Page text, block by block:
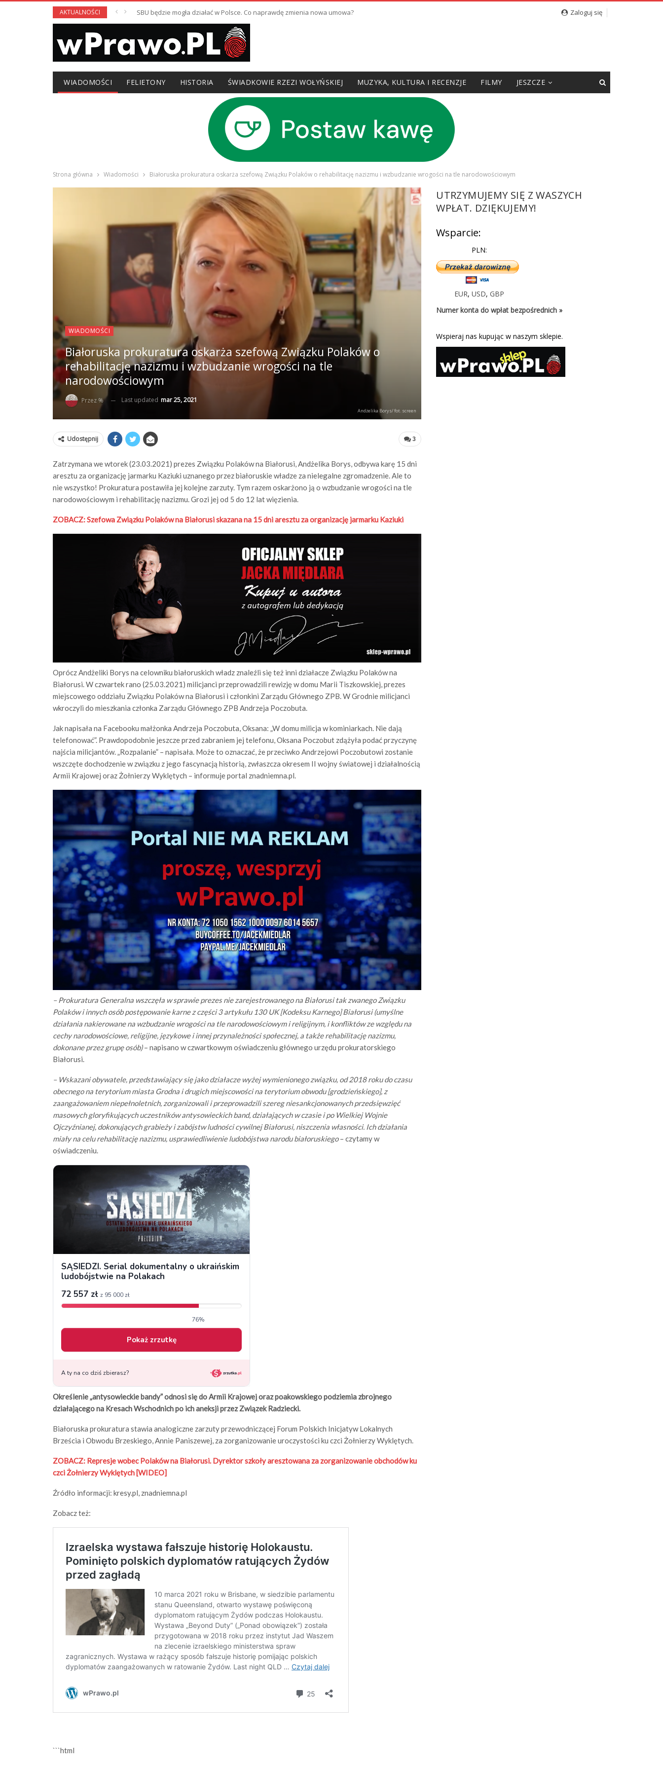
AKTUALNOŚCI SBU będzie mogła działać w Polsce. Co naprawdę zmienia nowa umowa? Zaloguj się
WIADOMOŚCI FELIETONY HISTORIA ŚWIADKOWIE RZEZI WOŁYŃSKIEJ MUZYKA, KULTURA I RECENZJE FILMY JESZCZE
Strona główna Wiadomości Białoruska prokuratura oskarża szefową Związku Polaków o rehabilitację nazizmu i wzbudzanie wrogości na tle narodowościowym
WIADOMOŚCI
Białoruska prokuratura oskarża szefową Związku Polaków o
rehabilitację nazizmu i wzbudzanie wrogości na tle
narodowościowym
Przez % Last updated mar 25, 2021
Andżelika Borys/ fot. screen
3
Udostępnij
Zatrzymana we wtorek (23.03.2021) prezes Związku Polaków na Białorusi, Andżelika Borys, odbywa karę 15 dni
aresztu za organizację jarmarku Kaziuki uznanego przez białoruskie władze za nielegalne zgromadzenie. Ale to
nie wszystko! Prokuratura postawiła jej kolejne zarzuty. Tym razem oskarżono ją o wzbudzanie wrogości na tle
narodowościowym i rehabilitację nazizmu. Grozi jej od 5 do 12 lat więzienia.
ZOBACZ: Szefowa Związku Polaków na Białorusi skazana na 15 dni aresztu za organizację jarmarku Kaziuki
Oprócz Andżeliki Borys na celowniku białoruskich władz znaleźli się też inni działacze Związku Polaków na
Białorusi. W czwartek rano (25.03.2021) milicjanci przeprowadzili rewizję w domu Marii Tiszkowskiej, prezes
miejscowego oddziału Związku Polaków na Białorusi i członkini Zarządu Głównego ZPB. W Grodnie milicjanci
wkroczyli do mieszkania członka Zarządu Głównego ZPB Andrzeja Poczobuta.
Jak napisała na Facebooku małżonka Andrzeja Poczobuta, Oksana: „W domu milicja w kominiarkach. Nie dają
telefonować”. Prawdopodobnie jeszcze przed zabraniem jej telefonu, Oksana Poczobut zdążyła podać przyczynę
najścia milicjantów. „Rozpalanie” – napisała. Może to oznaczać, że przeciwko Andrzejowi Poczobutowi zostanie
wszczęte dochodzenie w związku z jego fascynacją historią, zwłaszcza okresem II wojny światowej i działalnością
Armii Krajowej oraz Żołnierzy Wyklętych – informuje portal znadniemna.pl.
– Prokuratura Generalna wszczęła w sprawie prezes nie zarejestrowanego na Białorusi tak zwanego Związku
Polaków i innych osób postępowanie karne z części 3 artykułu 130 UK [Kodeksu Karnego] Białorusi (umyślne
działania nakierowane na wzbudzanie wrogości na tle narodowościowym i religijnym, i konfliktów ze względu na
cechy narodowościowe, religijne, językowe i innej przynależności społecznej, a także rehabilitację nazizmu,
dokonane przez grupę osób)– napisano w czwartkowym oświadczeniu głównego urzędu prokuratorskiego
Białorusi.
– Wskazani obywatele, przedstawiający się jako działacze wyżej wymienionego związku, od 2018 roku do czasu
obecnego na terytorium miasta Grodna i drugich miejscowości na terytorium obwodu [grodzieńskiego], z
zaangażowaniem niepełnoletnich, zorganizowali i przeprowadzili szereg niesankcjonowanych przedsięwzięć
masowych gloryfikujących uczestników antysowieckich band, działających w czasie i po Wielkiej Wojnie
Ojczyźnianej, dokonujących grabieży i zabójstw ludności cywilnej Białorusi, niszczenia własności. Ich działania
miały na celu rehabilitację nazizmu, usprawiedliwienie ludobójstwa narodu białoruskiego– czytamy w
oświadczeniu.
Określenie „antysowieckie bandy” odnosi się do Armii Krajowej oraz poakowskiego podziemia zbrojnego
działającego na Kresach Wschodnich po ich aneksji przez Związek Radziecki.
Białoruska prokuratura stawia analogiczne zarzuty przewodniczącej Forum Polskich Inicjatyw Lokalnych
Brześcia i Obwodu Brzeskiego, Annie Paniszewej, za zorganizowanie uroczystości ku czci Żołnierzy Wyklętych.
ZOBACZ: Represje wobec Polaków na Białorusi. Dyrektor szkoły aresztowana za zorganizowanie obchodów ku
czci Żołnierzy Wyklętych [WIDEO]
Źródło informacji: kresy.pl, znadniemna.pl
Zobacz też:
```html
UTRZYMUJEMY SIĘ Z WASZYCH
WPŁAT. DZIĘKUJEMY!
Wsparcie:
PLN:
EUR,USD,GBP
Numer konta do wpłat bezpośrednich »
Wspieraj nas kupując w naszym sklepie.